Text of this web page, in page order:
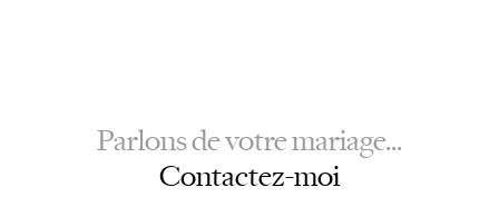
Parlons de votre mariage...
Contactez-moi